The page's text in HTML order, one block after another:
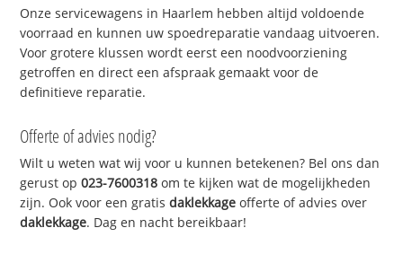
Onze servicewagens in Haarlem hebben altijd voldoende
voorraad en kunnen uw spoedreparatie vandaag uitvoeren.
Voor grotere klussen wordt eerst een noodvoorziening
getroffen en direct een afspraak gemaakt voor de
definitieve reparatie.
Offerte of advies nodig?
Wilt u weten wat wij voor u kunnen betekenen? Bel ons dan
gerust op023-7600318 om te kijken wat de mogelijkheden
zijn. Ook voor een gratisdaklekkage offerte of advies over
daklekkage. Dag en nacht bereikbaar!